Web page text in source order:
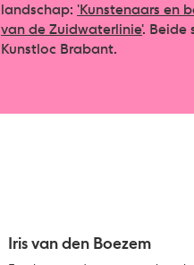
landschap: 'Kunstenaars en
van de Zuidwaterlinie'. Beide
Kunstloc Brabant.
Iris van den Boezem